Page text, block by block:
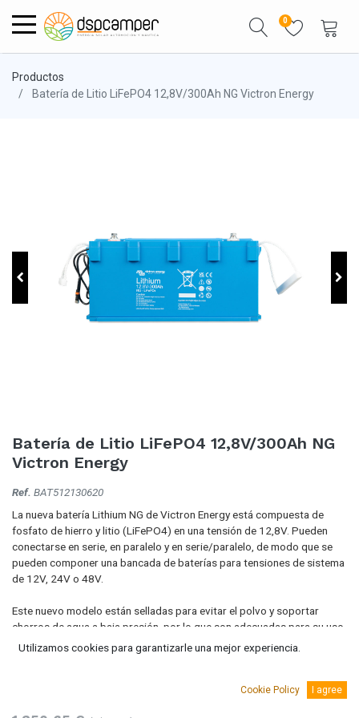
0
Productos
Batería de Litio LiFePO4 12,8V/300Ah NG Victron Energy
Batería de Litio LiFePO4 12,8V/300Ah NG
Victron Energy
Ref. BAT512130620
La nueva batería Lithium NG de Victron Energy está compuesta de
fosfato de hierro y litio (LiFePO4) en una tensión de 12,8V. Pueden
conectarse en serie, en paralelo y en serie/paralelo, de modo que se
pueden componer una bancada de baterías para tensiones de sistema
de 12V, 24V o 48V.
Este nuevo modelo están selladas para evitar el polvo y soportar
chorros de agua a baja presión, por lo que son adecuadas para su uso
en los que la exposición al polvo y al agua es un motivo de
Utilizamos cookies para garantizarle una mejor experiencia.
Cookie Policy I agree